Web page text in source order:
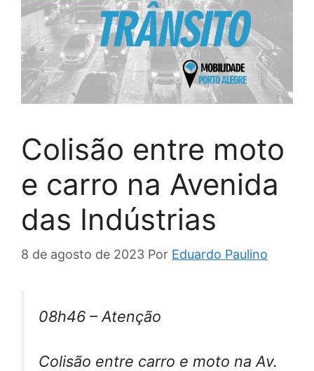
Colisão entre moto
e carro na Avenida
das Indústrias
8 de agosto de 2023 Por Eduardo Paulino
08h46 – Atenção
Colisão entre carro e moto na Av.